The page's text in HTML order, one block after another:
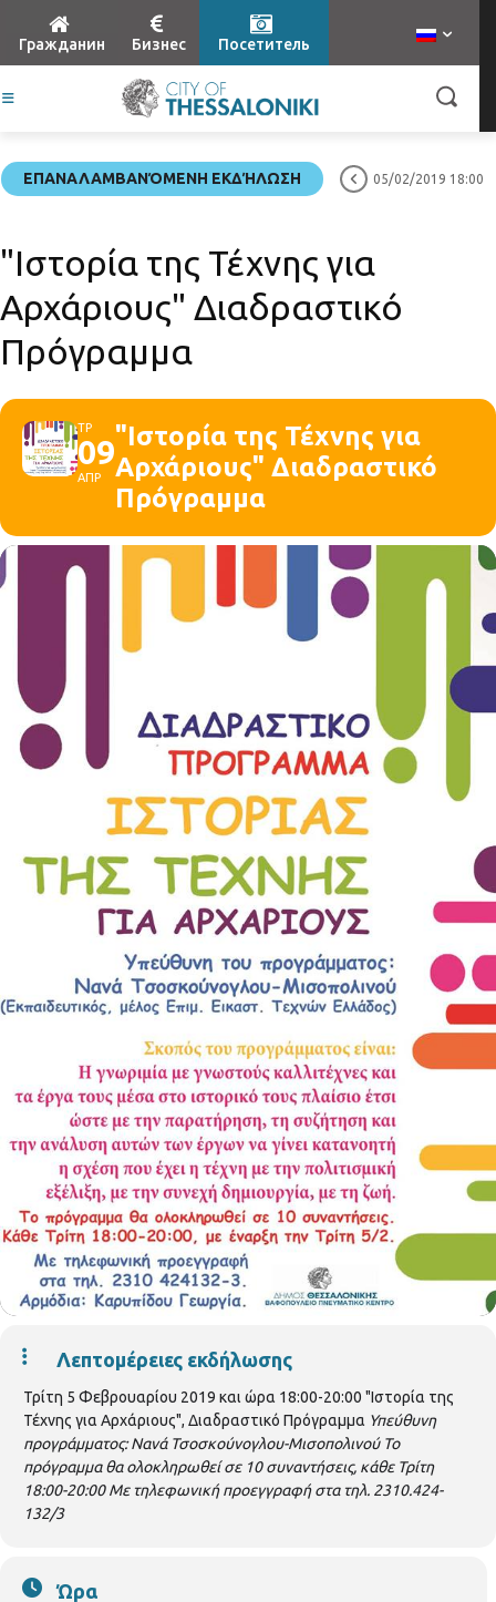
Гражданин Бизнес Посетитель
ΕΠΑΝΑΛΑΜΒΑΝΌΜΕΝΗ ΕΚΔΉΛΩΣΗ 05/02/2019 18:00
"Ιστορία της Τέχνης για
Αρχάριους" Διαδραστικό
Πρόγραμμα
ΤΡ
09
ΑΠΡ
"Ιστορία της Τέχνης για
Αρχάριους" Διαδραστικό
Πρόγραμμα
Λεπτομέρειες εκδήλωσης
Τρίτη 5 Φεβρουαρίου 2019 και ώρα 18:00-20:00 "Ιστορία της
Τέχνης για Αρχάριους", Διαδραστικό Πρόγραμμα Υπεύθυνη
προγράμματος: Νανά Τσοσκούνογλου-Μισοπολινού Το
πρόγραμμα θα ολοκληρωθεί σε 10 συναντήσεις, κάθε Τρίτη
18:00-20:00 Με τηλεφωνική προεγγραφή στα τηλ. 2310.424-
132/3
Ώρα